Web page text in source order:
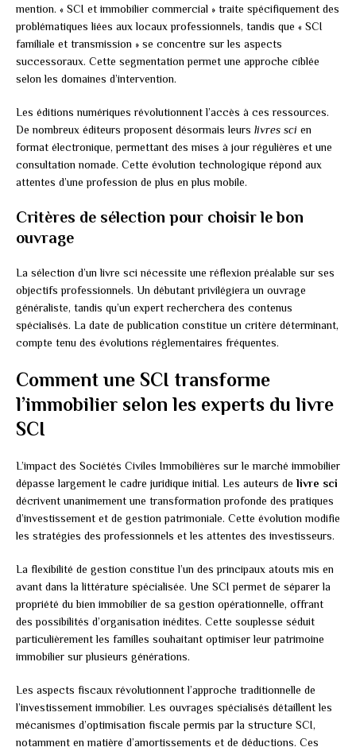
mention. « SCI et immobilier commercial » traite spécifiquement des
problématiques liées aux locaux professionnels, tandis que « SCI
familiale et transmission » se concentre sur les aspects
successoraux. Cette segmentation permet une approche ciblée
selon les domaines d’intervention.
Les éditions numériques révolutionnent l’accès à ces ressources.
De nombreux éditeurs proposent désormais leurs livres sci en
format électronique, permettant des mises à jour régulières et une
consultation nomade. Cette évolution technologique répond aux
attentes d’une profession de plus en plus mobile.
Critères de sélection pour choisir le bon
ouvrage
La sélection d’un livre sci nécessite une réflexion préalable sur ses
objectifs professionnels. Un débutant privilégiera un ouvrage
généraliste, tandis qu’un expert recherchera des contenus
spécialisés. La date de publication constitue un critère déterminant,
compte tenu des évolutions réglementaires fréquentes.
Comment une SCI transforme
l’immobilier selon les experts du livre
SCI
L’impact des Sociétés Civiles Immobilières sur le marché immobilier
dépasse largement le cadre juridique initial. Les auteurs de livre sci
décrivent unanimement une transformation profonde des pratiques
d’investissement et de gestion patrimoniale. Cette évolution modifie
les stratégies des professionnels et les attentes des investisseurs.
La flexibilité de gestion constitue l’un des principaux atouts mis en
avant dans la littérature spécialisée. Une SCI permet de séparer la
propriété du bien immobilier de sa gestion opérationnelle, offrant
des possibilités d’organisation inédites. Cette souplesse séduit
particulièrement les familles souhaitant optimiser leur patrimoine
immobilier sur plusieurs générations.
Les aspects fiscaux révolutionnent l’approche traditionnelle de
l’investissement immobilier. Les ouvrages spécialisés détaillent les
mécanismes d’optimisation fiscale permis par la structure SCI,
notamment en matière d’amortissements et de déductions. Ces